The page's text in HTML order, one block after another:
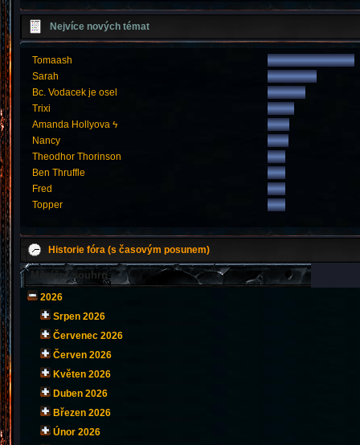
Nejvíce nových témat
Tomaash
Sarah
Bc. Vodacek je osel
Trixi
Amanda Hollyova ϟ
Nancy
Theodhor Thorinson
Ben Thruffle
Fred
Topper
Historie fóra (s časovým posunem)
Měsíční souhrn
2026
Srpen 2026
Červenec 2026
Červen 2026
Květen 2026
Duben 2026
Březen 2026
Únor 2026